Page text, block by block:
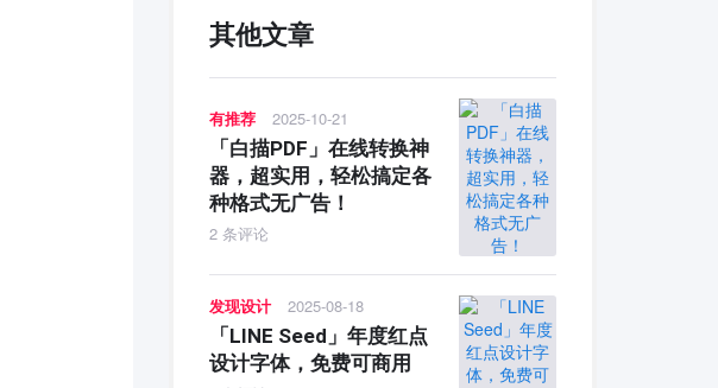
其他文章
有推荐 2025-10-21
「白描PDF」在线转换神
器，超实用，轻松搞定各
种格式无广告！
2 条评论
发现设计 2025-08-18
「LINE Seed」年度红点
设计字体，免费可商用